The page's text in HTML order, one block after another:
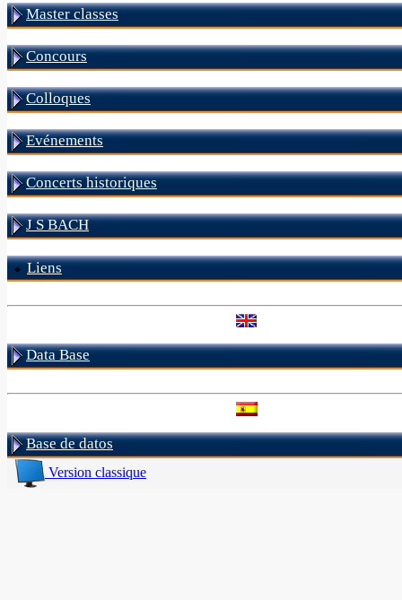
Master classes
Concours
Colloques
Evénements
Concerts historiques
J S BACH
Liens
Data Base
Base de datos
Version classique